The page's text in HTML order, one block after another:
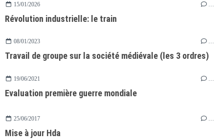
15/01/2026
Révolution industrielle: le train
08/01/2023 …
Travail de groupe sur la société médiévale (les 3 ordres)
19/06/2021
Evaluation première guerre mondiale
25/06/2017 …
Mise à jour Hda